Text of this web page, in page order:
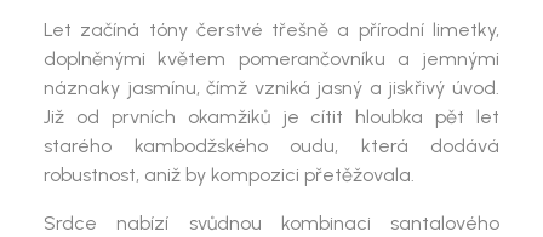
Let začíná tóny čerstvé třešně a přírodní limetky,
doplněnými květem pomerančovníku a jemnými
náznaky jasmínu, čímž vzniká jasný a jiskřivý úvod.
Již od prvních okamžiků je cítit hloubka pět let
starého kambodžského oudu, která dodává
robustnost, aniž by kompozici přetěžovala.
Srdce nabízí svůdnou kombinaci santalového